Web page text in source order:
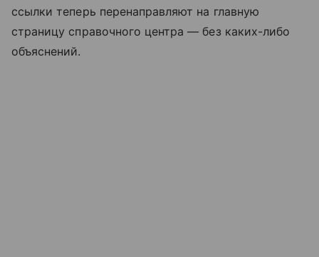
ссылки теперь перенаправляют на главную
страницу справочного центра — без каких-либо
объяснений.